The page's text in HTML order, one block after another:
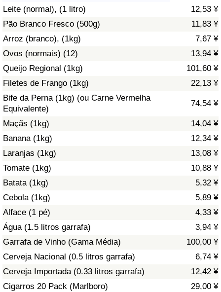
Leite (normal), (1 litro)
12,53 ¥
Pão Branco Fresco (500g)
11,83 ¥
Arroz (branco), (1kg)
7,67 ¥
Ovos (normais) (12)
13,94 ¥
Queijo Regional (1kg)
101,60 ¥
Filetes de Frango (1kg)
22,13 ¥
Bife da Perna (1kg) (ou Carne Vermelha
Equivalente)
74,54 ¥
Maçãs (1kg)
14,04 ¥
Banana (1kg)
12,34 ¥
Laranjas (1kg)
13,08 ¥
Tomate (1kg)
10,88 ¥
Batata (1kg)
5,32 ¥
Cebola (1kg)
5,89 ¥
Alface (1 pé)
4,33 ¥
Água (1.5 litros garrafa)
3,94 ¥
Garrafa de Vinho (Gama Média)
100,00 ¥
Cerveja Nacional (0.5 litros garrafa)
6,74 ¥
Cerveja Importada (0.33 litros garrafa)
12,42 ¥
Cigarros 20 Pack (Marlboro)
29,00 ¥
Saúde
Indicador de Saúde (Atual)
Indicador de Saúde
Indicador de Saúde por País
Poluição
Índice de poluição
Indicador de Poluição por País
Trânsito
Indicador de Trânsito
Indicador de Trânsito (Atual)
Indicador de Trânsito por País